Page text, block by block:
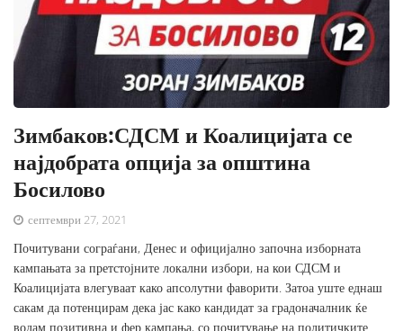
Зимбаков:СДСМ и Коалицијата се
најдобрата опција за општина
Босилово
септември 27, 2021
Почитувани сограѓани, Денес и официјално започна изборната
кампањата за претстојните локални избори, на кои СДСМ и
Коалицијата влегуваат како апсолутни фаворити. Затоа уште еднаш
сакам да потенцирам дека јас како кандидат за градоначалник ќе
водам позитивна и фер кампања, со почитување на политичките